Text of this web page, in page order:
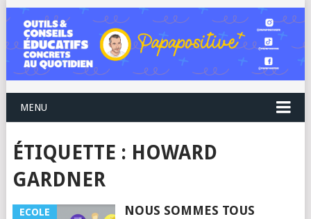
MENU
ÉTIQUETTE : HOWARD
GARDNER
ECOLE
NOUS SOMMES TOUS